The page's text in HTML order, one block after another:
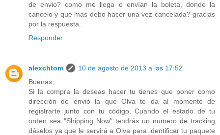
de envio? como me llega o envían la boleta, donde la
cancelo y que mas debo hacer una vez cancelada? gracias
por la respuesta.
Responder
alexchtom
10 de agosto de 2013 a las 17:52
Buenas;
Si la compra la deseas hacer tu tienes que poner como
dirección de envió la que Olva te da al momento de
registrarte junto con tu código, Cuando el estado de tu
orden sea "Shipping Now" tendrás un numero de tracking
dáselos ya que le servirá a Olva para identificar tu paquete